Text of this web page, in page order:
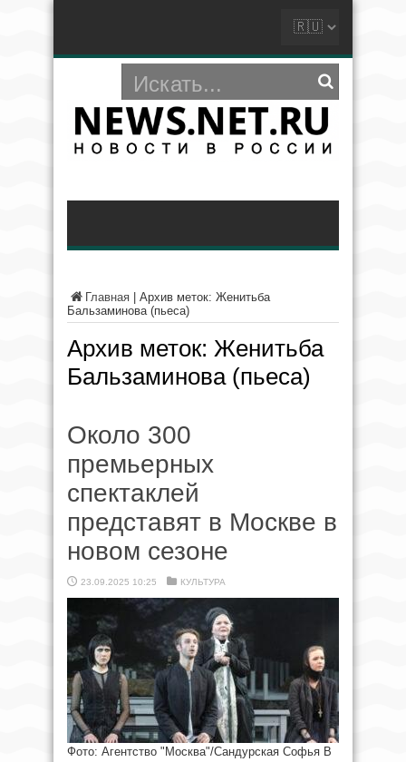
Главная
Архив меток: Женитьба
Бальзаминова (пьеса)
Архив меток: Женитьба
Бальзаминова (пьеса)
Около 300
премьерных
спектаклей
представят в Москве в
новом сезоне
23.09.2025 10:25 КУЛЬТУРА
Фото: Агентство "Москва"/Сандурская Софья В